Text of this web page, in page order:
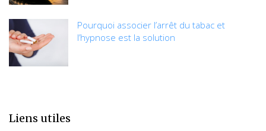
Pourquoi associer l’arrêt du tabac et
l’hypnose est la solution
Liens utiles